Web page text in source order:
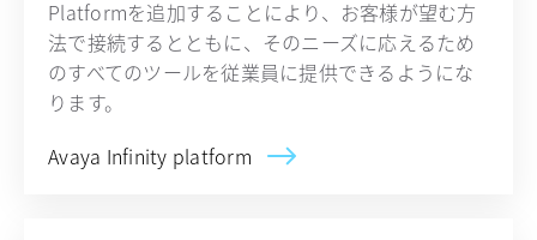
Platformを追加することにより、お客様が望む方
法で接続するとともに、そのニーズに応えるため
のすべてのツールを従業員に提供できるようにな
ります。
Avaya Infinity platform